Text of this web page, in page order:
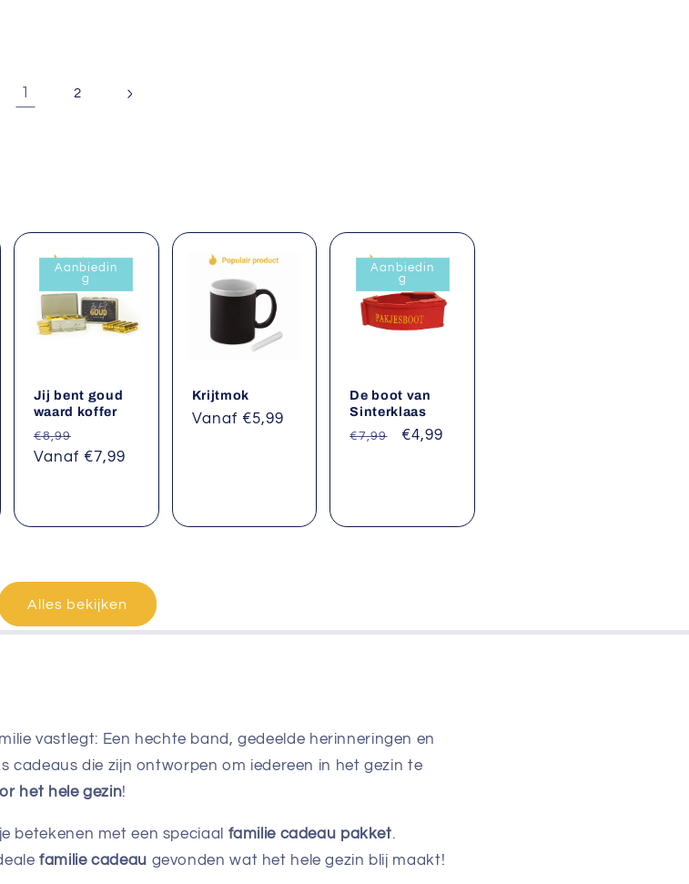
1 2
Aanbiedin
g
Jij bent goud
waard koffer
Normale
prijs
€8,99
Vanaf €7,99
Krijtmok
Normale
Vanaf €5,99
Aanbiedin
g
De boot van
Sinterklaas
Normale
€7,99 Aanbiedingsprijs
€4,99
Alles bekijken
vastlegt: Een hechte band, gedeelde herinneringen en
cadeaus die zijn ontworpen om iedereen in het gezin te
het hele gezin!
betekenen met een speciaal familie cadeau pakket.
familie cadeau gevonden wat het hele gezin blij maakt!